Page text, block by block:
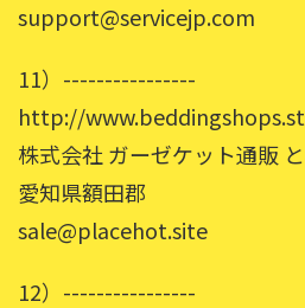
support@servicejp.com
11）----------------
http://
株式会社 ガーゼケット通販
愛知県額田郡
sale@placehot.site
12）----------------